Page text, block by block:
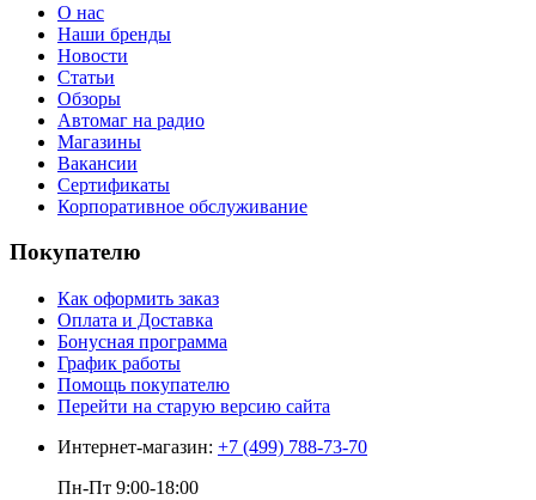
О нас
Наши бренды
Новости
Статьи
Обзоры
Автомаг на радио
Магазины
Вакансии
Сертификаты
Корпоративное обслуживание
Покупателю
Как оформить заказ
Оплата и Доставка
Бонусная программа
График работы
Помощь покупателю
Перейти на старую версию сайта
Интернет-магазин: +7 (499) 788-73-70
Пн-Пт 9:00-18:00